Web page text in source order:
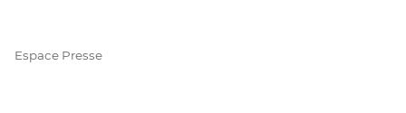
Espace Presse